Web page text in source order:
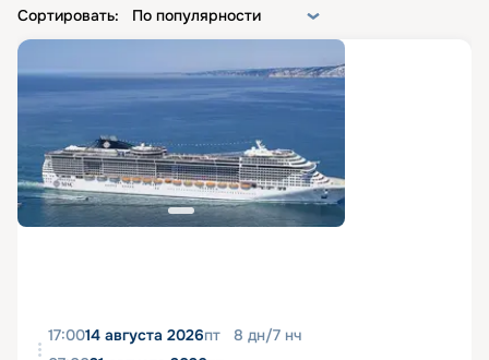
Сортировать: По популярности
17:0014 августа 2026пт 8 дн/7 нч